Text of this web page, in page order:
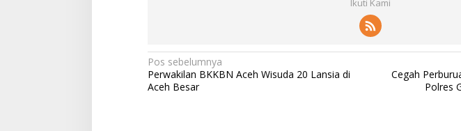
Ikuti Kami
N
a
Pos sebelumnya
Perwakilan BKKBN Aceh Wisuda 20 Lansia di
Aceh Besar
Cegah
Polres